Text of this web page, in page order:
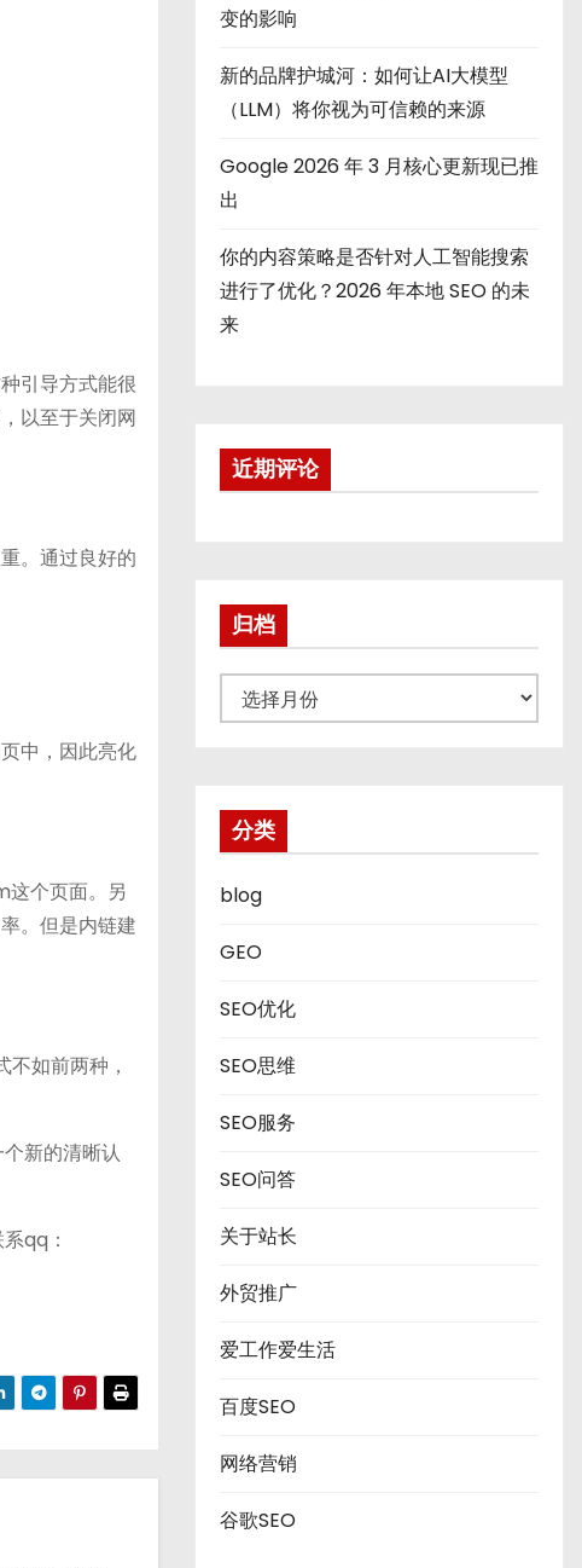
引导方式能很
以至于关闭网
。通过良好的
中，因此亮化
个页面。另
。但是内链建
如前两种，
新的清晰认
qq：
变的影响
新的品牌护城河：如何让AI大模型
（LLM）将你视为可信赖的来源
Google 2026 年 3 月核心更新现已推
出
你的内容策略是否针对人工智能搜索
进行了优化？2026 年本地 SEO 的未
来
近期评论
归档
档
分类
blog
GEO
SEO优化
SEO思维
SEO服务
SEO问答
关于站长
外贸推广
爱工作爱生活
百度SEO
网络营销
谷歌SEO